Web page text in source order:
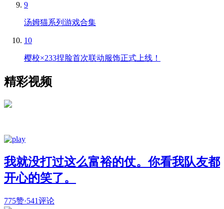
9
汤姆猫系列游戏合集
10
樱校×233捏脸首次联动服饰正式上线！
精彩视频
我就没打过这么富裕的仗。你看我队友都
开心的笑了。
775赞·541评论